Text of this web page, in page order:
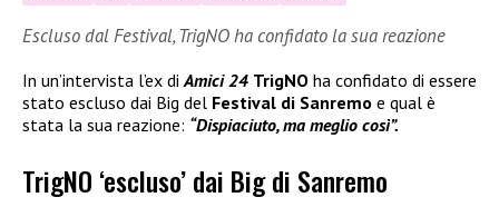
Escluso dal Festival, TrigNO ha confidato la sua reazione
In un’intervista l’ex di Amici 24 TrigNO ha confidato di essere
stato escluso dai Big del Festival di Sanremo e qual è
stata la sua reazione: “Dispiaciuto, ma meglio così”.
TrigNO ‘escluso’ dai Big di Sanremo